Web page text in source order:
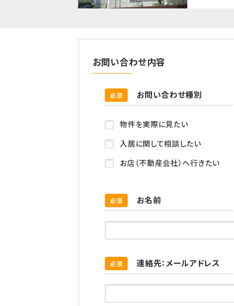
お問い合わせ内容
お問い合わせ種別
必須
物件を実際に見たい
入居に関して相談したい
お店（不動産会社）へ行きたい
お名前
必須
連絡先：メールアドレス
必須